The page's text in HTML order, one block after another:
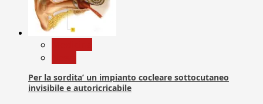
Per la sordita’ un impianto cocleare sottocutaneo
invisibile e autoricricabile